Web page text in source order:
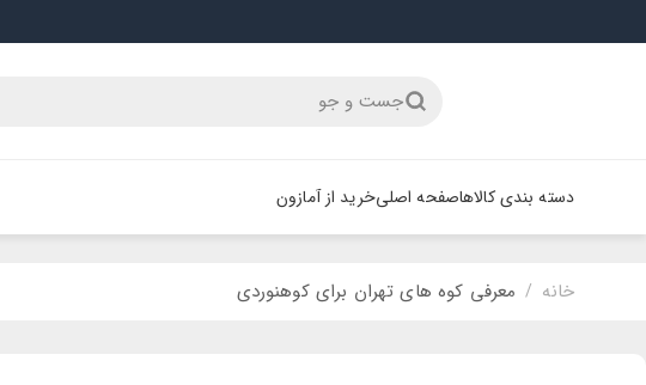
جست و جو
دسته بندی کالاهاصفحه اصلیخرید از آمازون
خانه / معرفی کوه های تهران برای کوهنوردی